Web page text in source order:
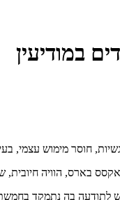
במודיעין
חוסר מימוש עצמי,
בארס, הוויה חיובית,
בה נתמקד בחמשת